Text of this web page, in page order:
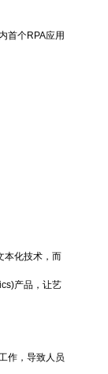
首个RPA应用
本化技术，而
产品，让艺
作，导致人员